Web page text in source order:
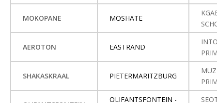
MOKOPANE MOSHATE
AEROTON EASTRAND
SHAKASKRAAL PIETERMARITZBURG
OLIFANTSFONTEIN -